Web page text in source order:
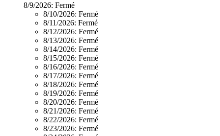
8/9/2026: Fermé
8/10/2026: Fermé
8/11/2026: Fermé
8/12/2026: Fermé
8/13/2026: Fermé
8/14/2026: Fermé
8/15/2026: Fermé
8/16/2026: Fermé
8/17/2026: Fermé
8/18/2026: Fermé
8/19/2026: Fermé
8/20/2026: Fermé
8/21/2026: Fermé
8/22/2026: Fermé
8/23/2026: Fermé